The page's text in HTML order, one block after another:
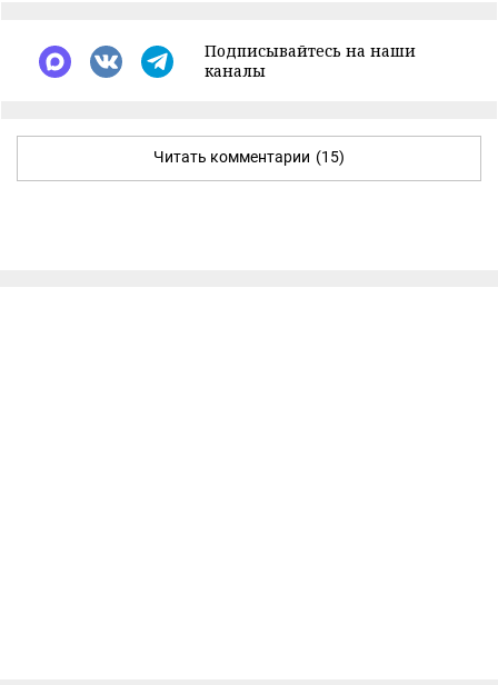
Подписывайтесь на наши
каналы
Читать комментарии (15)